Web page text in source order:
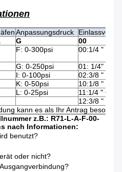
Anpassungsdruck
G
00
F: 0-300psi 00:1/4 " NPT
G: 0-250psi
01: 1/4" NPT
I: 0-100psi
02:3/8 " NPT
K: 0-50psi
10:1/8 " OD
L: 0-25psi
11:1/4 " OD
12:3/8 " OD
kann es als Ihr Antrag
z.B.: R71-L-A-F-00-
nach Informationen:
benutzt?
oder nicht?